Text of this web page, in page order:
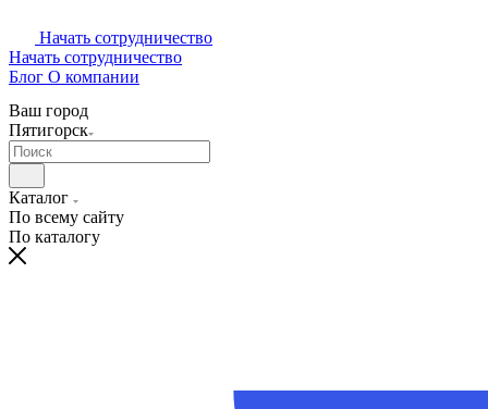
Начать сотрудничество
Начать сотрудничество
Блог О компании
Ваш город
Пятигорск
Каталог
По всему сайту
По каталогу